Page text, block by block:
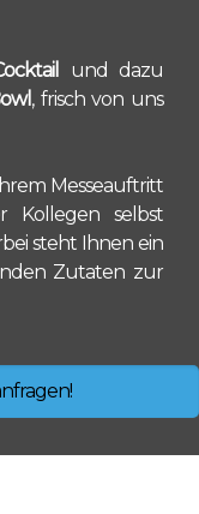
und dazu
, frisch von uns
Messeauftritt
Kollegen selbst
steht Ihnen ein
Zutaten zur